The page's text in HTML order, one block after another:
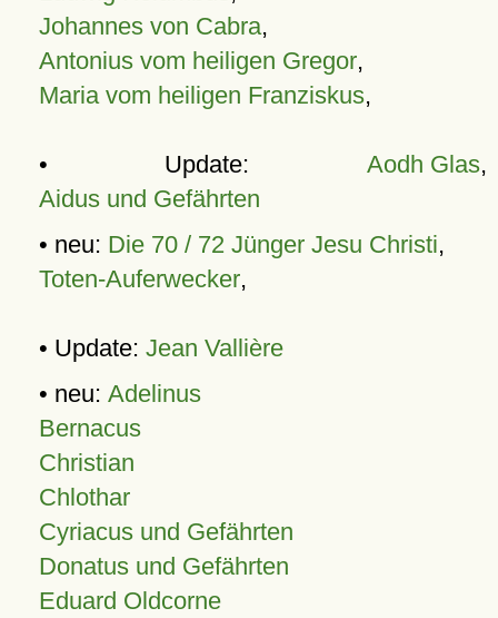
Johannes von Cabra,
Antonius vom heiligen Gregor,
Maria vom heiligen Franziskus,
• Update: Aodh Glas,
Aidus und Gefährten
• neu: Die 70 / 72 Jünger Jesu Christi,
Toten-Auferwecker,
• Update: Jean Vallière
• neu: Adelinus
Bernacus
Christian
Chlothar
Cyriacus und Gefährten
Donatus und Gefährten
Eduard Oldcorne